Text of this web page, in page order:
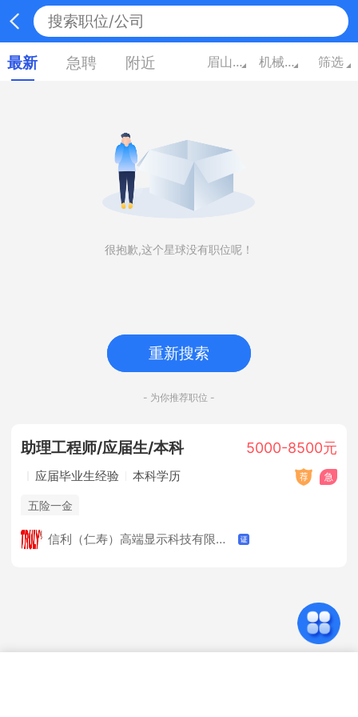
最新 急聘 附近 眉山四川 机械/设备/技工/电气 筛选
很抱歉,这个星球没有职位呢！
重新搜索
- 为你推荐职位 -
助理工程师/应届生/本科 5000-8500元
应届毕业生经验 本科学历
五险一金
信利（仁寿）高端显示科技有限公司